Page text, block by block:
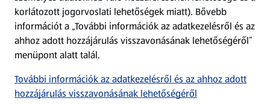
Fedezz fel minket az interneten!
Töltsd le az ALDI Magyarország applikációt!
korlátozott jogorvoslati lehetőségek miatt). Bővebb
információt a „További információk az adatkezelésről és az
ahhoz adott hozzájárulás visszavonásának lehetőségéről”
menüpont alatt talál.
További információk az adatkezelésről és az ahhoz adott
hozzájárulás visszavonásának lehetőségéről